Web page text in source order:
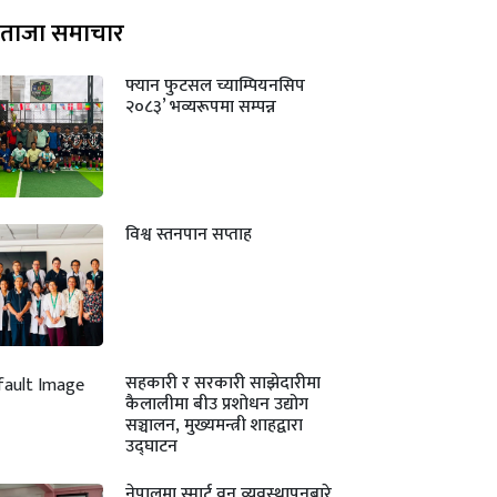
ताजा समाचार
फ्यान फुटसल च्याम्पियनसिप
२०८३’ भव्यरूपमा सम्पन्न
विश्व स्तनपान सप्ताह
सहकारी र सरकारी साझेदारीमा
कैलालीमा बीउ प्रशोधन उद्योग
सञ्चालन, मुख्यमन्त्री शाहद्वारा
उद्घाटन